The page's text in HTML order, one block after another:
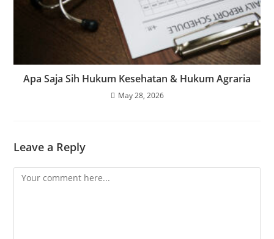
Apa Saja Sih Hukum Kesehatan & Hukum Agraria
May 28, 2026
Leave a Reply